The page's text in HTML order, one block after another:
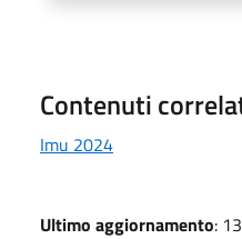
Contenuti
Imu 2024
Ultimo aggiornamento: